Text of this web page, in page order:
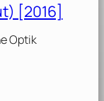
[2016]
Optik